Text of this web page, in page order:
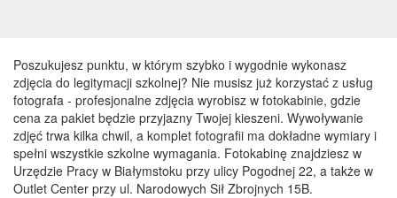
Poszukujesz punktu, w którym szybko i wygodnie wykonasz
zdjęcia do legitymacji szkolnej? Nie musisz już korzystać z usług
fotografa - profesjonalne zdjęcia wyrobisz w fotokabinie, gdzie
cena za pakiet będzie przyjazny Twojej kieszeni. Wywoływanie
zdjęć trwa kilka chwil, a komplet fotografii ma dokładne wymiary i
spełni wszystkie szkolne wymagania. Fotokabinę znajdziesz w
Urzędzie Pracy w Białymstoku przy ulicy Pogodnej 22, a także w
Outlet Center przy ul. Narodowych Sił Zbrojnych 15B.